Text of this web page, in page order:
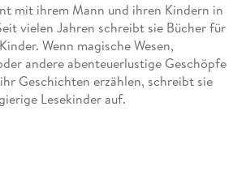
mit ihrem Mann und ihren Kindern in
vielen Jahren schreibt sie Bücher für
Wenn magische Wesen,
andere abenteuerlustige Geschöpfe
Geschichten erzählen, schreibt sie
Lesekinder auf.